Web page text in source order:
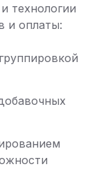
технологии
и оплаты: